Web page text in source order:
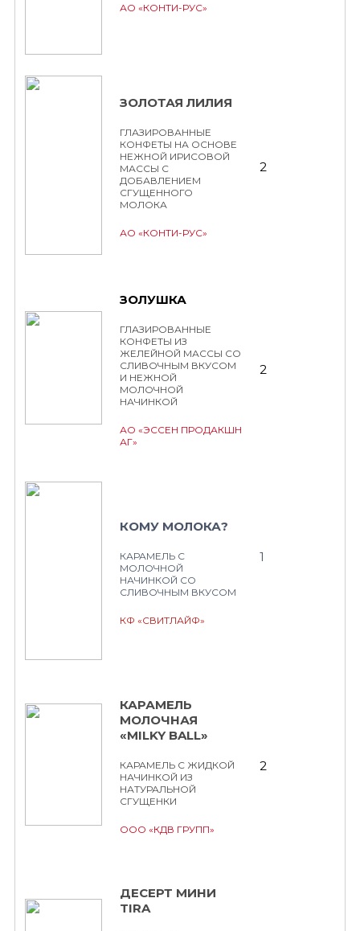
АО «КОНТИ-РУС»
ЗОЛОТАЯ ЛИЛИЯ
ГЛАЗИРОВАННЫЕ
КОНФЕТЫ НА ОСНОВЕ
НЕЖНОЙ ИРИСОВОЙ
МАССЫ С
ДОБАВЛЕНИЕМ
СГУЩЕННОГО
МОЛОКА
АО «КОНТИ-РУС»
2
ЗОЛУШКА
ГЛАЗИРОВАННЫЕ
КОНФЕТЫ ИЗ
ЖЕЛЕЙНОЙ МАССЫ СО
СЛИВОЧНЫМ ВКУСОМ
И НЕЖНОЙ
МОЛОЧНОЙ
НАЧИНКОЙ
АО «ЭССЕН ПРОДАКШН
АГ»
2
КОМУ МОЛОКА?
КАРАМЕЛЬ С
МОЛОЧНОЙ
НАЧИНКОЙ СО
СЛИВОЧНЫМ ВКУСОМ
КФ «СВИТЛАЙФ»
1
КАРАМЕЛЬ
МОЛОЧНАЯ
«MILKY BALL»
КАРАМЕЛЬ С ЖИДКОЙ
НАЧИНКОЙ ИЗ
НАТУРАЛЬНОЙ
СГУЩЕНКИ
ООО «КДВ ГРУПП»
2
ДЕСЕРТ МИНИ
TIRA